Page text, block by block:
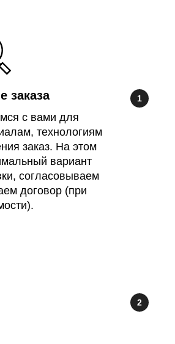
заказа
с вами для
технологиям
заказ. На этом
вариант
согласовываем
договор (при